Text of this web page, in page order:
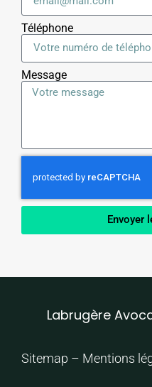
Téléphone
Message
Envoyer
Labrugère
Sitemap – Mentions